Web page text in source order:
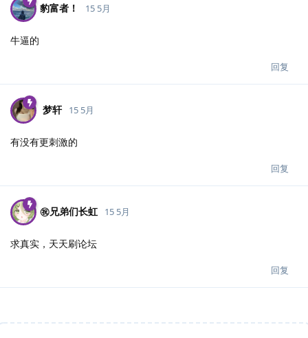
豹富者！ 15 5月
牛逼的
回复
梦轩 15 5月
有没有更刺激的
回复
㊗️兄弟们长虹 15 5月
求真实，天天刷论坛
回复